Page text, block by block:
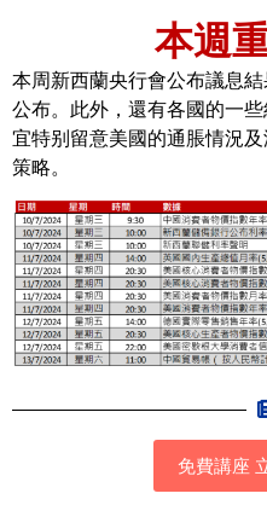
本週
本周新西蘭央行會公布議息
公布。此外，還有各國的一
宜特别留意美國的通脹情況
策略。
免費講座